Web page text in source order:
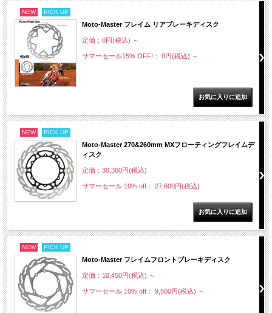
NEW PICK UP
Moto-Master フレイム リアブレーキディスク
定価：0円(税込) ～
サマーセール15% OFF!： 0円(税込) ～
NEW PICK UP
Moto-Master 270&260mm MXフローティングフレイムデ
ィスク
定価：30,360円(税込)
サマーセール 10% off： 27,600円(税込)
NEW PICK UP
Moto-Master フレイムフロントブレーキディスク
定価：10,450円(税込) ～
サマーセール 10% off： 9,500円(税込) ～